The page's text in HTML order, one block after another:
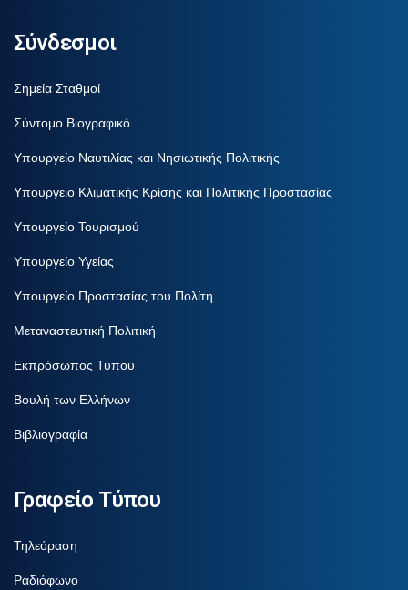
Σύνδεσμοι
Σημεία Σταθμοί
Σύντομο Βιογραφικό
Υπουργείο Ναυτιλίας και Νησιωτικής Πολιτικής
Υπουργείο Κλιματικής Κρίσης και Πολιτικής Προστασίας
Υπουργείο Τουρισμού
Υπουργείο Υγείας
Υπουργείο Προστασίας του Πολίτη
Μεταναστευτική Πολιτική
Εκπρόσωπος Τύπου
Βουλή των Ελλήνων
Βιβλιογραφία
Γραφείο Τύπου
Τηλεόραση
Ραδιόφωνο